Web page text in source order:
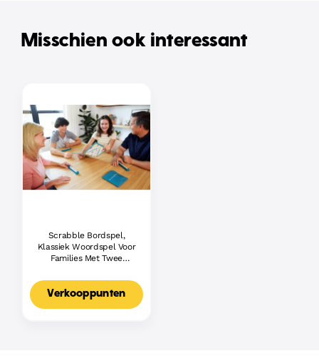
Misschien ook interessant
Scrabble Bordspel,
Klassiek Woordspel Voor
Families Met Twee
Voor 2-4 Spelers,
Nederlandse Editie
Verkooppunten